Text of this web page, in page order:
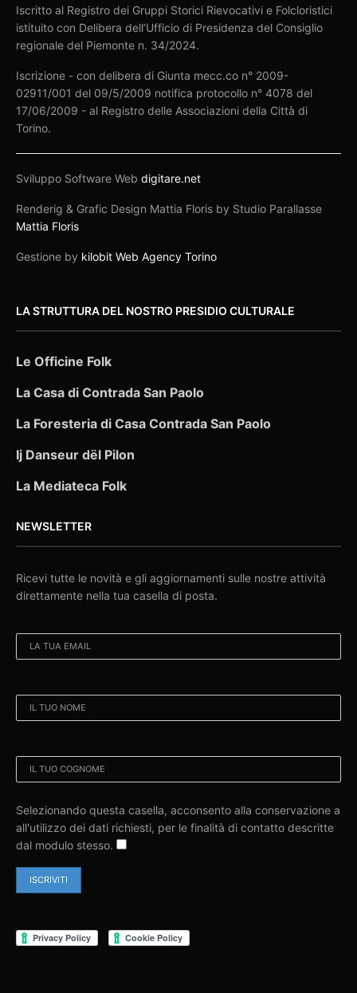
Iscritto al Registro dei Gruppi Storici Rievocativi e Folcloristici
istituito con Delibera dell’Ufficio di Presidenza del Consiglio
regionale del Piemonte n. 34/2024.
Iscrizione - con delibera di Giunta mecc.co n° 2009-
02911/001 del 09/5/2009 notifica protocollo n° 4078 del
17/06/2009 - al Registro delle Associazioni della Città di
Torino.
Sviluppo Software Webdigitare.net
Renderig & Grafic Design Mattia Floris by Studio Parallasse
Mattia Floris
Gestione by kilobit Web Agency Torino
LA STRUTTURA DEL NOSTRO PRESIDIO CULTURALE
Le Officine Folk
La Casa di Contrada San Paolo
La Foresteria di Casa Contrada San Paolo
Ij Danseur dël Pilon
La Mediateca Folk
NEWSLETTER
Ricevi tutte le novità e gli aggiornamenti sulle nostre attività
direttamente nella tua casella di posta.
Selezionando questa casella, acconsento alla conservazione a
all'utilizzo dei dati richiesti, per le finalità di contatto descritte
dal modulo stesso.